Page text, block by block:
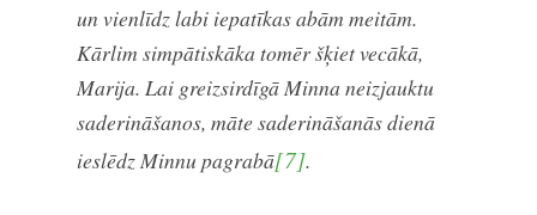
un vienlīdz labi iepatīkas abām meitām.
Kārlim simpātiskāka tomēr šķiet vecākā,
Marija. Lai greizsirdīgā Minna neizjauktu
saderināšanos, māte saderināšanās dienā
ieslēdz Minnu pagrabā[7].